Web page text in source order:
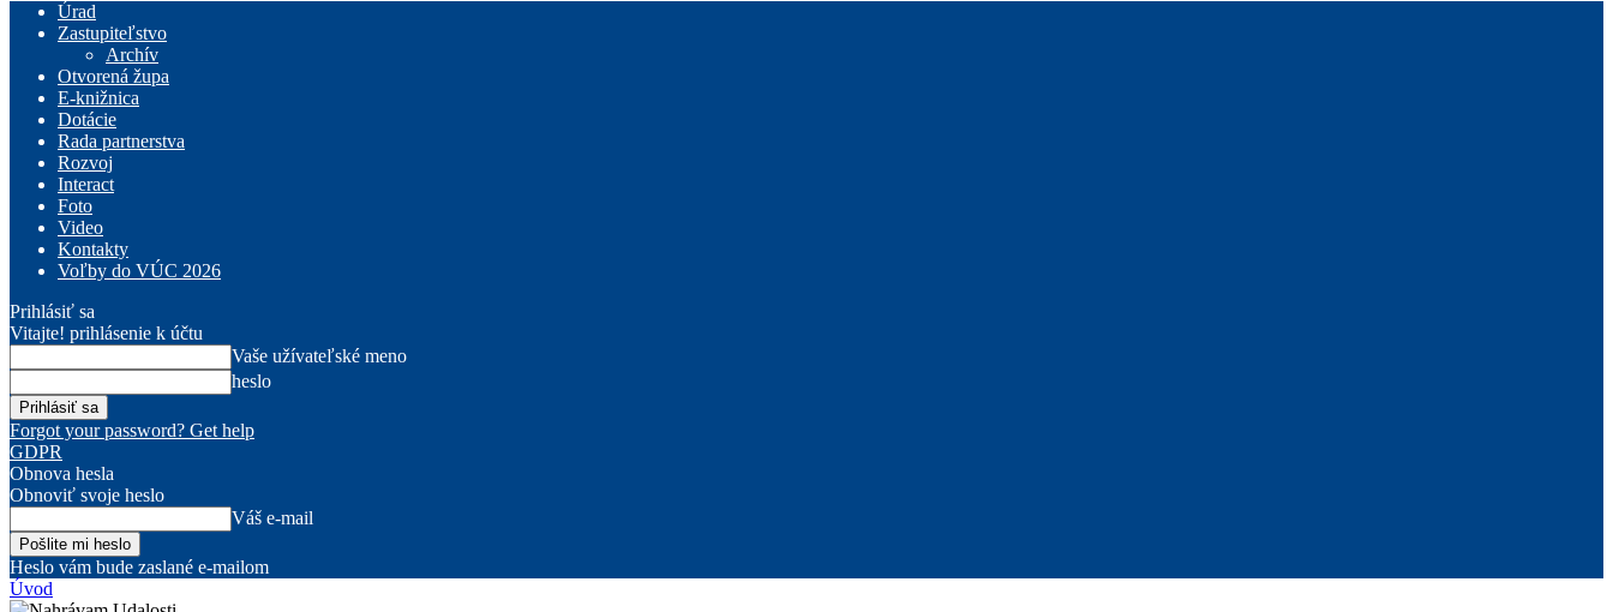
Úrad
Zastupiteľstvo
Archív
Otvorená župa
E-knižnica
Dotácie
Rada partnerstva
Rozvoj
Interact
Foto
Video
Kontakty
Voľby do VÚC 2026
Prihlásiť sa
Vitajte! prihlásenie k účtu
Vaše užívateľské meno
heslo
Forgot your password? Get help
GDPR
Obnova hesla
Obnoviť svoje heslo
Váš e-mail
Heslo vám bude zaslané e-mailom
Úvod